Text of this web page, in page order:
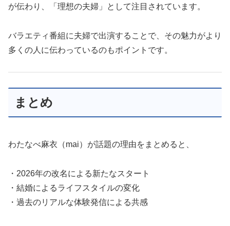
が伝わり、「理想の夫婦」として注目されています。
バラエティ番組に夫婦で出演することで、その魅力がより
多くの人に伝わっているのもポイントです。
まとめ
わたなべ麻衣（mai）が話題の理由をまとめると、
・2026年の改名による新たなスタート
・結婚によるライフスタイルの変化
・過去のリアルな体験発信による共感